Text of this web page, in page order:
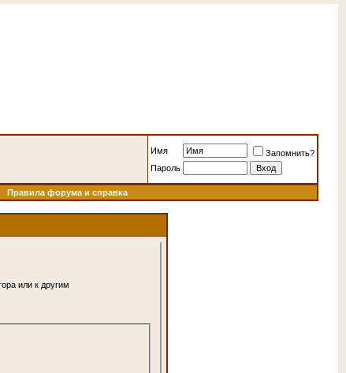
Имя
Запомнить?
Пароль
Правила форума и справка
или к другим